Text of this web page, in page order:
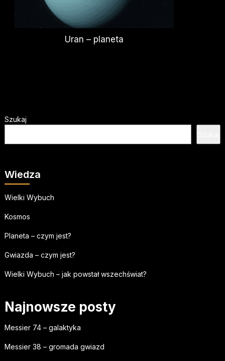
Uran – planeta
Szukaj
Wiedza
Wielki Wybuch
Kosmos
Planeta – czym jest?
Gwiazda – czym jest?
Wielki Wybuch – jak powstał wszechświat?
Najnowsze posty
Messier 74 – galaktyka
Messier 38 – gromada gwiazd